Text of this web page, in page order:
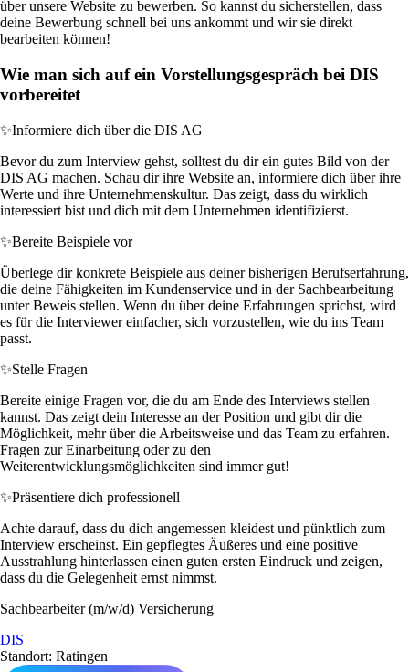
über unsere Website zu bewerben. So kannst du sicherstellen, dass
deine Bewerbung schnell bei uns ankommt und wir sie direkt
bearbeiten können!
Wie man sich auf ein Vorstellungsgespräch bei DIS
vorbereitet
✨Informiere dich über die DIS AG
Bevor du zum Interview gehst, solltest du dir ein gutes Bild von der
DIS AG machen. Schau dir ihre Website an, informiere dich über ihre
Werte und ihre Unternehmenskultur. Das zeigt, dass du wirklich
interessiert bist und dich mit dem Unternehmen identifizierst.
✨Bereite Beispiele vor
Überlege dir konkrete Beispiele aus deiner bisherigen Berufserfahrung,
die deine Fähigkeiten im Kundenservice und in der Sachbearbeitung
unter Beweis stellen. Wenn du über deine Erfahrungen sprichst, wird
es für die Interviewer einfacher, sich vorzustellen, wie du ins Team
passt.
✨Stelle Fragen
Bereite einige Fragen vor, die du am Ende des Interviews stellen
kannst. Das zeigt dein Interesse an der Position und gibt dir die
Möglichkeit, mehr über die Arbeitsweise und das Team zu erfahren.
Fragen zur Einarbeitung oder zu den
Weiterentwicklungsmöglichkeiten sind immer gut!
✨Präsentiere dich professionell
Achte darauf, dass du dich angemessen kleidest und pünktlich zum
Interview erscheinst. Ein gepflegtes Äußeres und eine positive
Ausstrahlung hinterlassen einen guten ersten Eindruck und zeigen,
dass du die Gelegenheit ernst nimmst.
Sachbearbeiter (m/w/d) Versicherung
DIS
Standort: Ratingen